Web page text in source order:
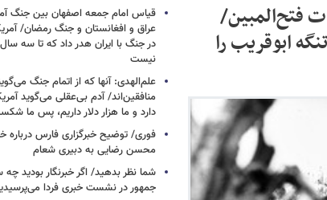
فتح‌المبین/
ابوقریب را
قیاس امام جمعه اصفهان بین جنگ
در جنگ با ایران هدر داد که تا سه
نیست
علم‌الهدی: آنها که از اتمام جنگ
دارد و ما هزار دلار داریم، پس ما
فوری/ توضیح خبرگزاری فارس درباره
محسن رضایی به دبیری شعام
شما نظر بدهید/ اگر خبرنگار بودید
جمهور در نشست خبری فردا